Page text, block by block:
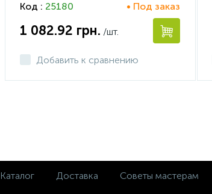
Код : 25180 • Под заказ
1 082.92 грн. /шт.
Добавить к сравнению
Каталог Доставка Советы мастерам